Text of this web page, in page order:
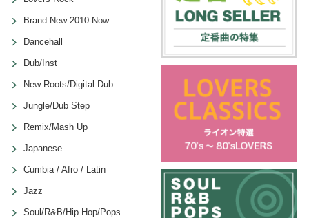
Brand New 2010-Now
Dancehall
Dub/Inst
New Roots/Digital Dub
Jungle/Dub Step
Remix/Mash Up
Japanese
Cumbia / Afro / Latin
Jazz
Soul/R&B/Hip Hop/Pops